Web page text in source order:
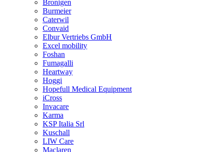
Bronigen
Burmeier
Caterwil
Convaid
Elbur Vertriebs GmbH
Excel mobility
Foshan
Fumagalli
Heartway
Hoggi
Hopefull Medical Equipment
iCross
Invacare
Karma
KSP Italia Srl
Kuschall
LIW Care
Maclaren